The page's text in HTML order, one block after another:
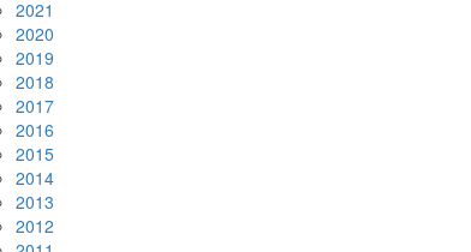
2021
2020
2019
2018
2017
2016
2015
2014
2013
2012